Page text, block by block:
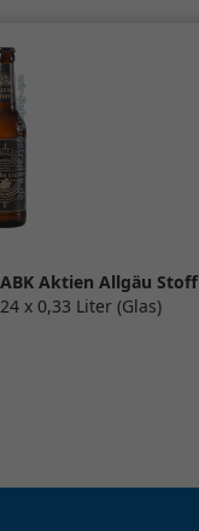
ABK Aktien Allgäu Stoff
24 x 0,33 Liter (Glas)